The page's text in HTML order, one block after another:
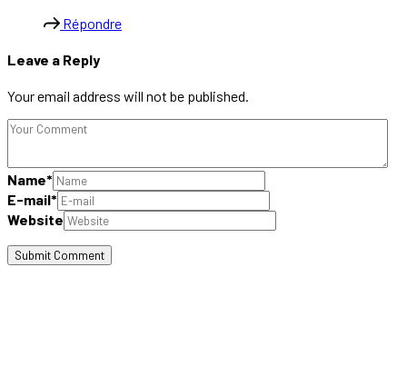
Répondre
Leave a Reply
Your email address will not be published.
Name*
E-mail*
Website